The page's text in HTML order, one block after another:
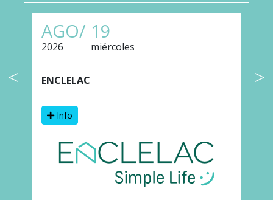
AGO/
2026
19
miércoles
ENCLELAC
Info